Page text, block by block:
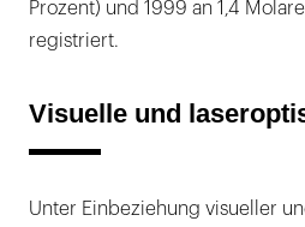
Prozent) und 1999 an 1,4
registriert.
Visuelle und
Unter Einbeziehung visueller